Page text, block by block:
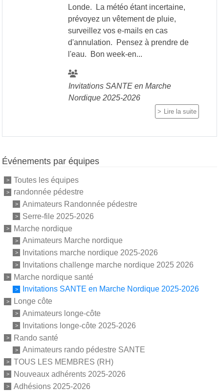
Londe. La météo étant incertaine,
prévoyez un vêtement de pluie,
surveillez vos e-mails en cas
d'annulation. Pensez à prendre de
l'eau. Bon week-en...
Invitations SANTE en Marche
Nordique 2025-2026
Lire la suite
Événements par équipes
Toutes les équipes
randonnée pédestre
Animateurs Randonnée pédestre
Serre-file 2025-2026
Marche nordique
Animateurs Marche nordique
Invitations marche nordique 2025-2026
Invitations challenge marche nordique 2025 2026
Marche nordique santé
Invitations SANTE en Marche Nordique 2025-2026
Longe côte
Animateurs longe-côte
Invitations longe-côte 2025-2026
Rando santé
Animateurs rando pédestre SANTE
TOUS LES MEMBRES (RH)
Nouveaux adhérents 2025-2026
Adhésions 2025-2026